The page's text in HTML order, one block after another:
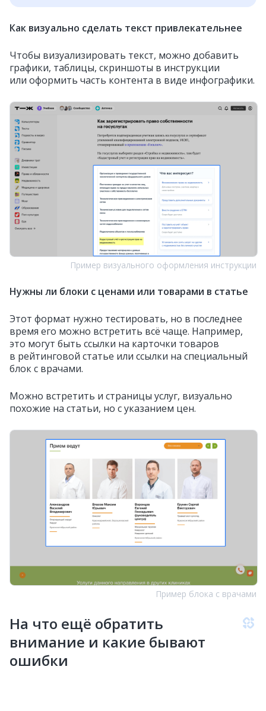
Как визуально сделать текст привлекательнее
Чтобы визуализировать текст, можно добавить
графики, таблицы, скриншоты в инструкции
или оформить часть контента в виде инфографики.
Пример визуального оформления инструкции
Нужны ли блоки с ценами или товарами в статье
Этот формат нужно тестировать, но в последнее
время его можно встретить всё чаще. Например,
это могут быть ссылки на карточки товаров
в рейтинговой статье или ссылки на специальный
блок с врачами.
Можно встретить и страницы услуг, визуально
похожие на статьи, но с указанием цен.
Пример блока с врачами
На что ещё обратить
внимание и какие бывают
ошибки